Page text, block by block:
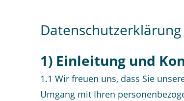
Datenschutzerklärung
1) Einleitung und
1.1 Wir freuen uns, dass Sie
Umgang mit Ihren